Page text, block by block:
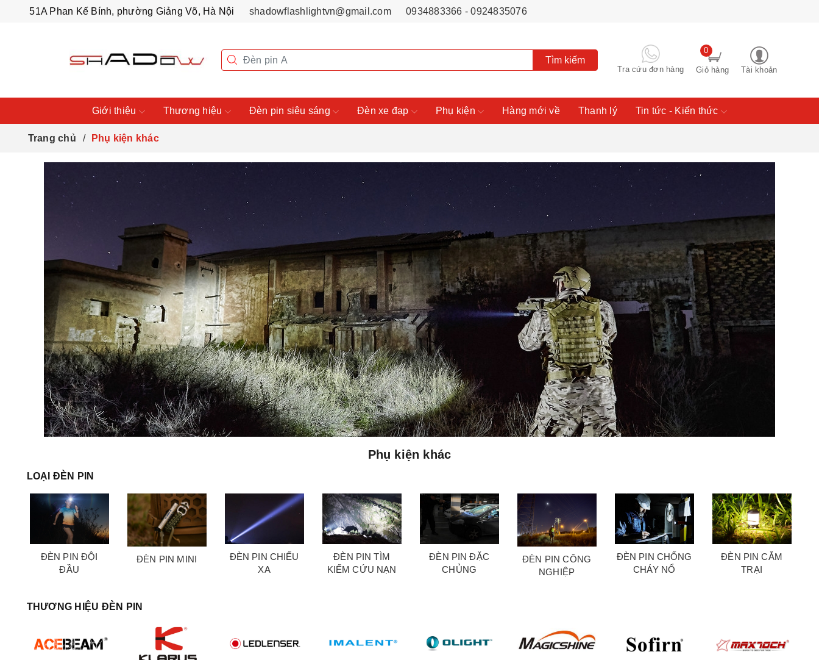
51A Phan Kế Bính, phường Giảng Võ, Hà Nội shadowflashlightvn@gmail.com 0934883366 - 0924835076
Tìm kiếm
Tài khoản
0
Giỏ hàng
Tra cứu đơn hàng
Giới thiệu Thương hiệu Đèn pin siêu sáng Đèn xe đạp Phụ kiện Hàng mới về Thanh lý Tin tức - Kiến thức
Trang chủ Phụ kiện khác
Phụ kiện khác
LOẠI ĐÈN PIN
ĐÈN PIN ĐỘI
ĐẦU
ĐÈN PIN MINI
ĐÈN PIN CHIẾU
XA
ĐÈN PIN TÌM
KIẾM CỨU NẠN
ĐÈN PIN ĐẶC
CHỦNG
ĐÈN PIN CÔNG
NGHIỆP
ĐÈN PIN CHỐNG
CHÁY NỔ
ĐÈN PIN CẮM
TRẠI
THƯƠNG HIỆU ĐÈN PIN